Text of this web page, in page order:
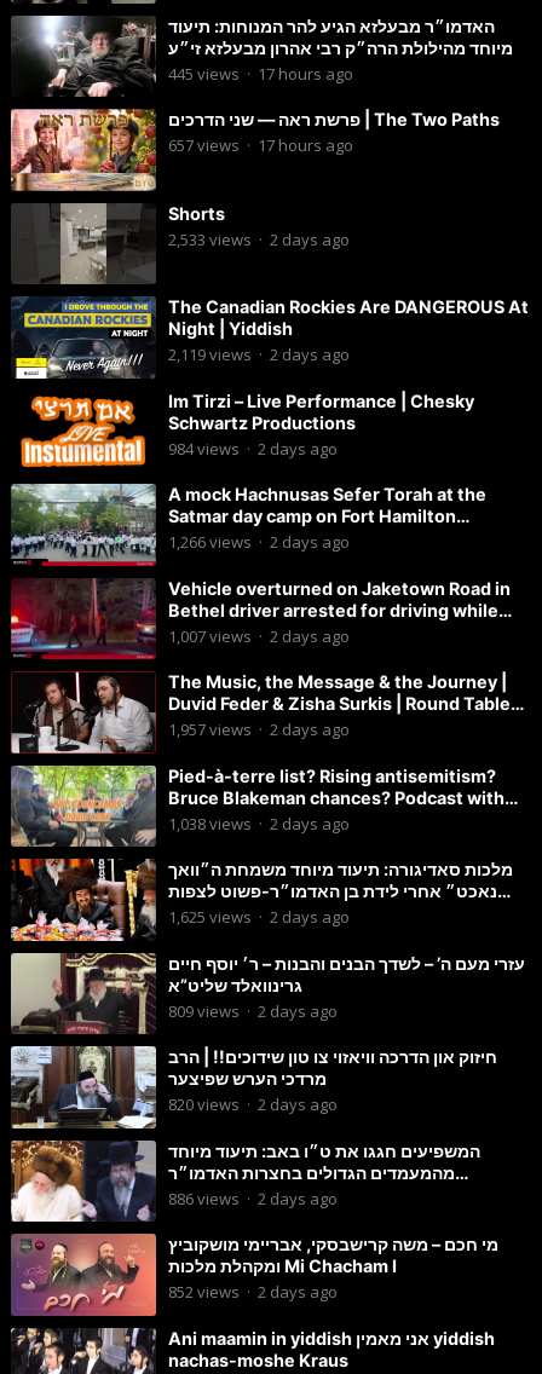
האדמו״ר מבעלזא הגיע להר המנוחות: תיעוד
מיוחד מהילולת הרה״ק רבי אהרון מבעלזא זי״ע
445 views · 17 hours ago
פרשת ראה — שני הדרכים | The Two Paths
657views · 17 hours ago
Shorts
2,533 views · 2 days ago
The Canadian Rockies Are DANGEROUS At
Night | Yiddish
2,119views · 2 days ago
Im Tirzi – Live Performance | Chesky
Schwartz Productions
984views · 2 days ago
A mock Hachnusas Sefer Torah at the
Satmar day camp on Fort Hamilton
Parkway.
1,266views · 2 days ago
Vehicle overturned on Jaketown Road in
Bethel driver arrested for driving while
intoxicated.
1,007views · 2 days ago
The Music, the Message & the Journey |
Duvid Feder & Zisha Surkis | Round Table
#11
1,957views · 2 days ago
Pied-à-terre list? Rising antisemitism?
Bruce Blakeman chances? Podcast with
Councilman David Carr!
1,038views · 2 days ago
מלכות סאדיגורה: תיעוד מיוחד משמחת ה״וואך
נאכט״ אחרי לידת בן האדמו״ר-פשוט לצפות
ולהנות
1,625 views · 2 days ago
עזרי מעם ה’ – לשדך הבנים והבנות – ר׳ יוסף חיים
גרינוואלד שליט”א
809views · 2 days ago
חיזוק און הדרכה וויאזוי צו טון שידוכים!! | הרב
מרדכי הערש שפיצער
820views · 2 days ago
המשפיעים חגגו את ט״ו באב: תיעוד מיוחד
מהמעמדים הגדולים בחצרות האדמו״ר
מסטוטשין והגרי״מ מורגשטרן
886views · 2 days ago
מי חכם – משה קרישבסקי, אבריימי מושקוביץ
ומקהלת מלכות Mi Chacham I
852views · 2 days ago
Ani maamin in yiddish אני מאמין yiddish
nachas-moshe Kraus